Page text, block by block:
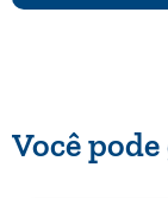
Você